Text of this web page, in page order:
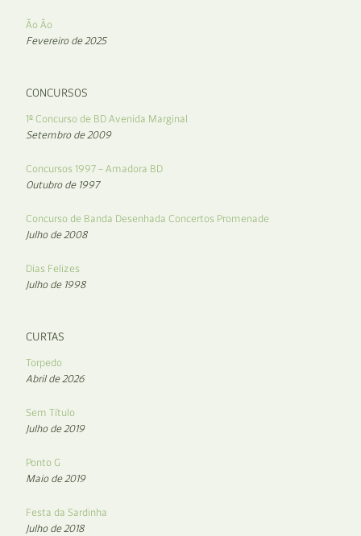
Ão Ão
Fevereiro de 2025
CONCURSOS
1º Concurso de BD Avenida Marginal
Setembro de 2009
Concursos 1997 – Amadora BD
Outubro de 1997
Concurso de Banda Desenhada Concertos Promenade
Julho de 2008
Dias Felizes
Julho de 1998
CURTAS
Torpedo
Abril de 2026
Sem Título
Julho de 2019
Ponto G
Maio de 2019
Festa da Sardinha
Julho de 2018